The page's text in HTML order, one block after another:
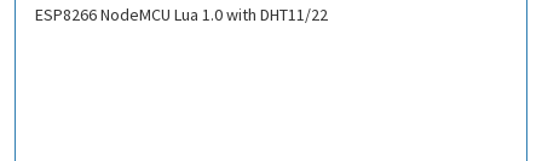
ESP8266 NodeMCU Lua 1.0 with DHT11/22